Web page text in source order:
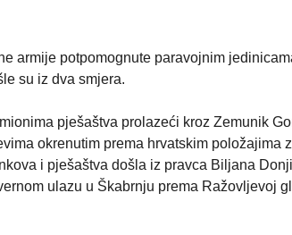
armije potpomognute paravojnim
su iz dva smjera.
pješaštva prolazeći kroz Zemunik
okrenutim prema hrvatskim položajima
i pješaštva došla iz pravca Biljana
ulazu u Škabrnju prema Ražovljevoj